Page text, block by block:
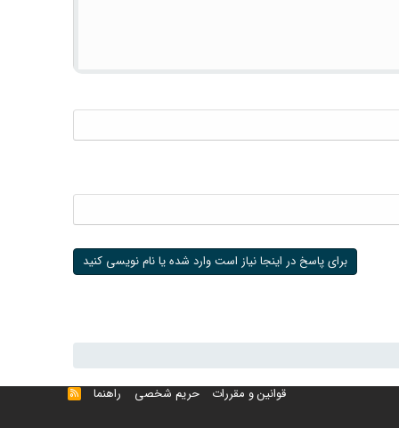
برای پاسخ در اینجا نیاز است وارد شده یا نام نویسی کنید
قوانین و مقررات حریم شخصی راهنما خوراک